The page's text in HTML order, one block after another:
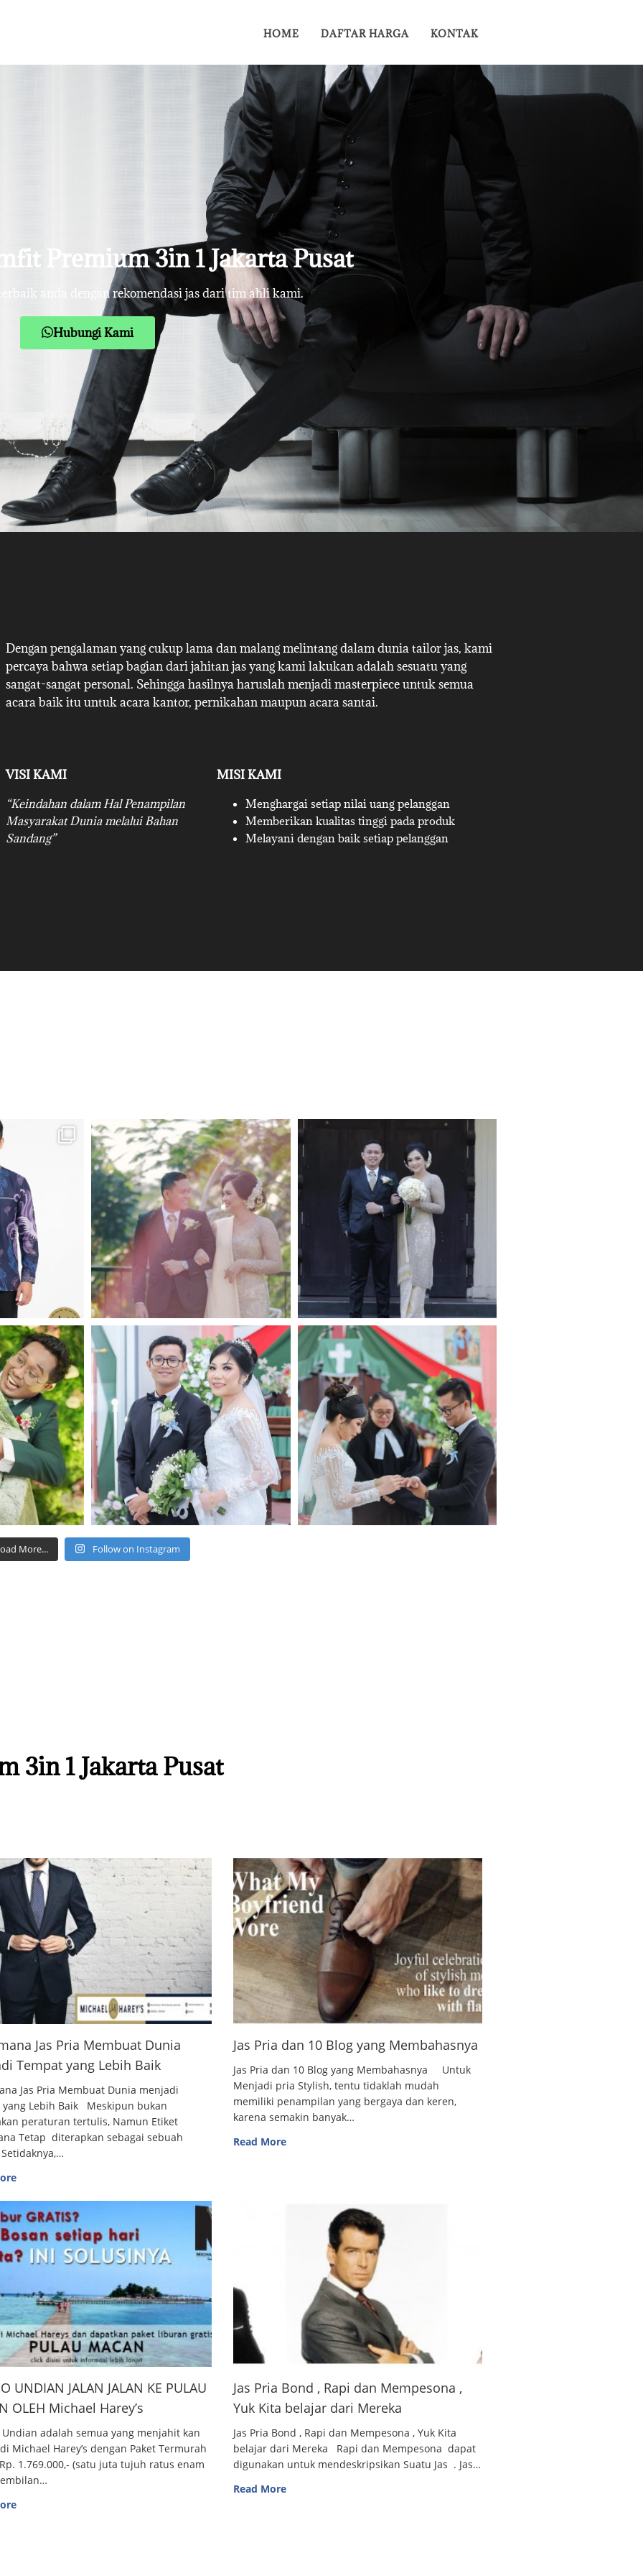
HOME DAFTAR HARGA KONTAK
Premium 3in 1 Jakarta Pusat
anda dengan rekomendasi jas dari tim ahli kami.
Hubungi Kami
Dengan pengalaman yang cukup lama dan malang melintang dalam dunia tailor jas, kami
percaya bahwa setiap bagian dari jahitan jas yang kami lakukan adalah sesuatu yang
sangat-sangat personal. Sehingga hasilnya haruslah menjadi masterpiece untuk semua
acara baik itu untuk acara kantor, pernikahan maupun acara santai.
VISI KAMI
“Keindahan dalam Hal Penampilan
Masyarakat Dunia melalui Bahan
Sandang”
MISI KAMI
Menghargai setiap nilai uang pelanggan
Memberikan kualitas tinggi pada produk
Melayani dengan baik setiap pelanggan
More... Follow on Instagram
3in 1 Jakarta Pusat
Jas Pria Membuat Dunia
Tempat yang Lebih Baik
Jas Pria Membuat Dunia menjadi
yang Lebih Baik Meskipun bukan
peraturan tertulis, Namun Etiket
Tetap diterapkan sebagai sebuah
Jas Pria dan 10 Blog yang Membahasnya
Jas Pria dan 10 Blog yang Membahasnya Untuk
Menjadi pria Stylish, tentu tidaklah mudah
memiliki penampilan yang bergaya dan keren,
karena semakin banyak…
Read More
UNDIAN JALAN JALAN KE PULAU
OLEH Michael Harey’s
Undian adalah semua yang menjahit kan
Michael Harey’s dengan Paket Termurah
1.769.000,- (satu juta tujuh ratus enam
Jas Pria Bond , Rapi dan Mempesona ,
Yuk Kita belajar dari Mereka
Jas Pria Bond , Rapi dan Mempesona , Yuk Kita
belajar dari Mereka Rapi dan Mempesona dapat
digunakan untuk mendeskripsikan Suatu Jas . Jas…
Read More